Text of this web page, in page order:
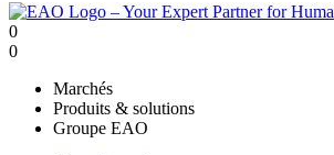
0
0
Marchés
Produits & solutions
Groupe EAO